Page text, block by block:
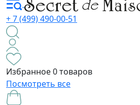
+ 7 (499) 490-00-51
Избранное0 товаров
Посмотреть все